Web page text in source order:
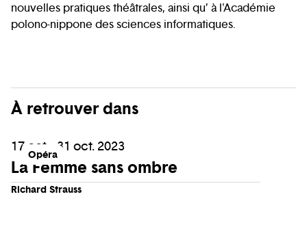
nouvelles pratiques théâtrales, ainsi qu’ à l'Académie
polono-nippone des sciences informatiques.
À retrouver dans
Opéra
17 oct. - 31 oct. 2023
La Femme sans ombre
Richard Strauss